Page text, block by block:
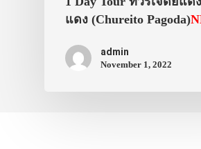
แดง (Chureito Pagoda)
admin
November 1, 2022